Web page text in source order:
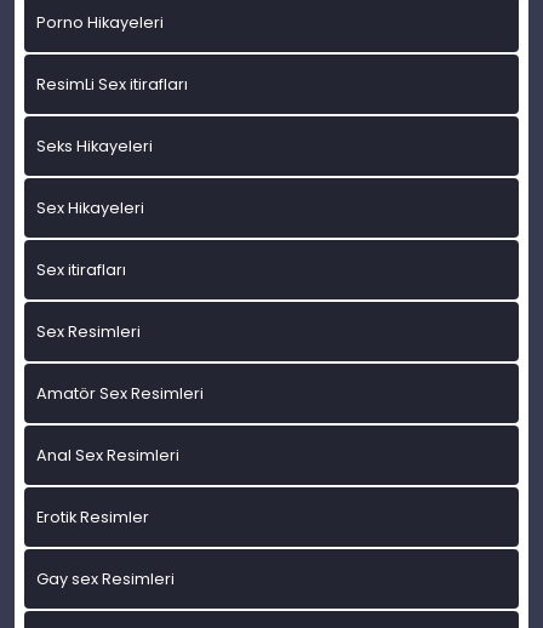
Porno Hikayeleri
ResimLi Sex itirafları
Seks Hikayeleri
Sex Hikayeleri
Sex itirafları
Sex Resimleri
Amatör Sex Resimleri
Anal Sex Resimleri
Erotik Resimler
Gay sex Resimleri